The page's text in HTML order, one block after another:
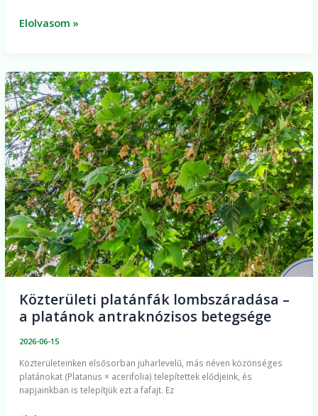
Elolvasom »
Közterületi platánfák lombszáradása –
a platánok antraknózisos betegsége
2026-06-15
Közterületeinken elsősorban juharlevelű, más néven közönséges
platánokat (Platanus × acerifolia) telepítettek elődjeink, és
napjainkban is telepítjük ezt a fafajt. Ez
Közterületi
platánfák
lombszáradása
–
a
platánok
antraknózisos
betegsége